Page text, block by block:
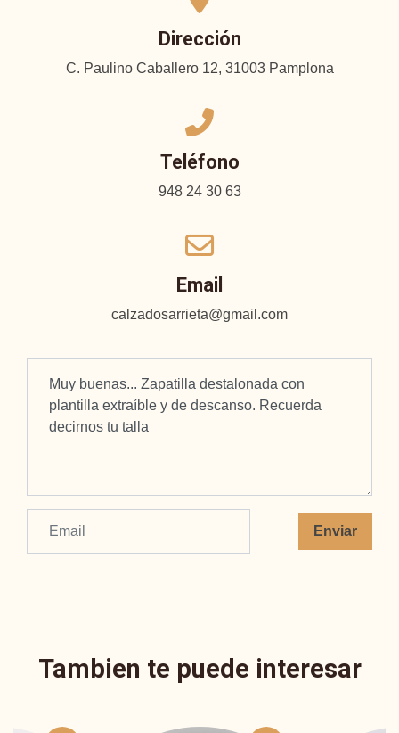
Dirección
C. Paulino Caballero 12, 31003 Pamplona
Teléfono
948 24 30 63
Email
calzadosarrieta@gmail.com
Enviar
Tambien te puede interesar